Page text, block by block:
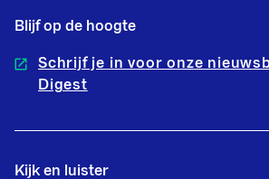
Blijf op de hoogte
Schrijf je in voor onze
Digest
Kijk en luister